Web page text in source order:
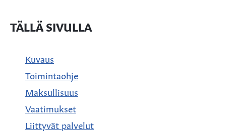
TÄLLÄ SIVULLA
Kuvaus
Toimintaohje
Maksullisuus
Vaatimukset
Liittyvät palvelut